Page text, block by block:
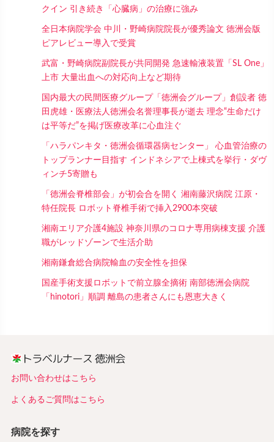
クイン 引き続き「心臓病」の治療に強み
全日本病院学会 中川・野崎病院院長が優秀論文 徳洲会版
ピアレビュー導入で受賞
武富・野崎病院副院長が共同開発 急速輸液装置「SL One」
上市 大量出血への対応向上など期待
国内最大の民間医療グループ「徳洲会グループ」創設者 徳
田虎雄・医療法人徳洲会名誉理事長が逝去 理念“生命だけ
は平等だ”を掲げ医療改革に心血注ぐ
「ハラパンキタ・徳洲会循環器病センター」 心血管治療の
トップランナー目指す インドネシアで上棟式を挙行・ダヴ
ィンチ5寄贈も
「徳洲会脊椎部会」が初会合を開く 湘南藤沢病院 江原・
特任院長 ロボット脊椎手術で挿入2900本突破
湘南エリア介護4施設 神奈川県のコロナ専用病棟支援 介護
職がレッドゾーンで生活介助
湘南鎌倉総合病院輸血の安全性を担保
国産手術支援ロボットで前立腺全摘術 南部徳洲会病院
「hinotori」順調 離島の患者さんにも恩恵大きく
お問い合わせはこちら
よくあるご質問はこちら
病院を探す